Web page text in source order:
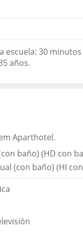
escuela: 30
años.
Aparthotel.
baño) (HD con
(con baño) (HI